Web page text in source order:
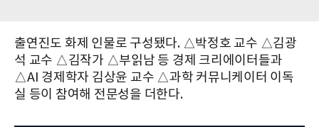
출연진도 화제 인물로 구성됐다. △박정호 교수 △김광
석 교수 △김작가 △부읽남 등 경제 크리에이터들과
△AI 경제학자 김상윤 교수 △과학 커뮤니케이터 이독
실 등이 참여해 전문성을 더한다.